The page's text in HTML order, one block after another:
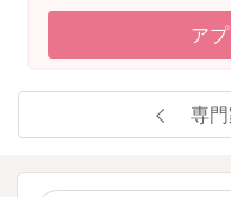
るのも一つの方法です。
ア
専門